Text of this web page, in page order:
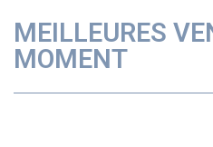
MEILLEURES
MOMENT